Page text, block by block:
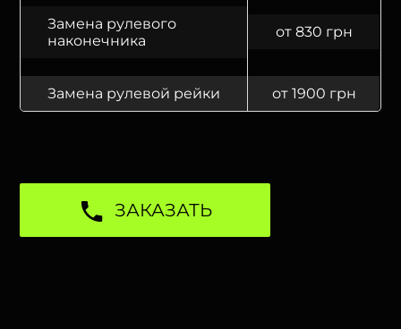
Замена рулевого
наконечника
от 830 грн
Замена рулевой рейки от 1900 грн
ЗАКАЗАТЬ